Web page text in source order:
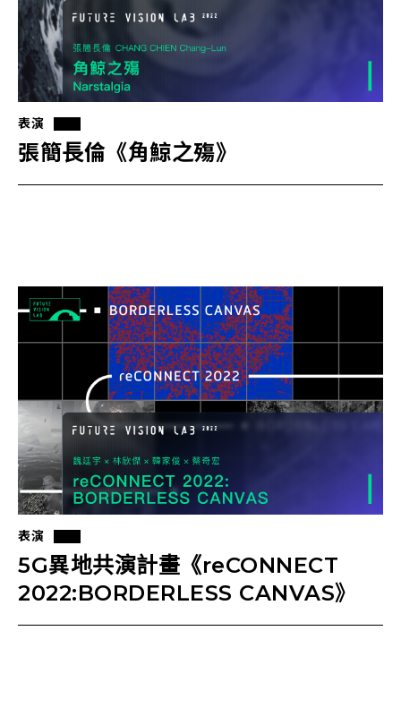
表演
張簡長倫《角鯨之殤》
表演
5G異地共演計畫《reCONNECT
2022:BORDERLESS CANVAS》